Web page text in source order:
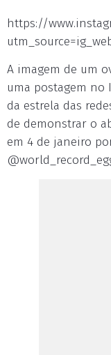
https://
A imagem de um
uma postagem no
da estrela das
de demonstrar o
em 4 de janeiro